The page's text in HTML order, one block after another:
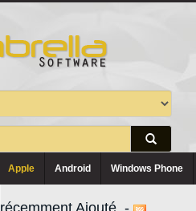
Apple Android Windows Phone
récemment Ajouté -